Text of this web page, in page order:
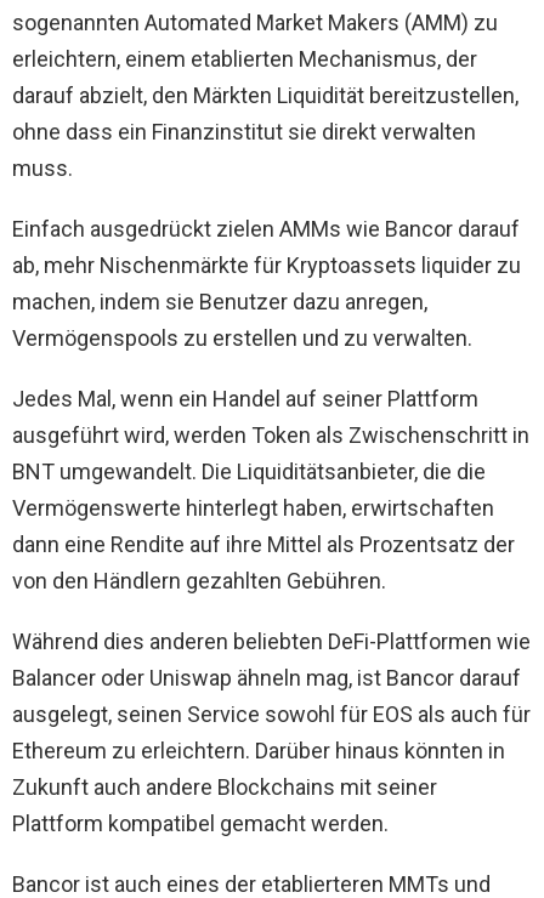
sogenannten Automated Market Makers (AMM) zu
erleichtern, einem etablierten Mechanismus, der
darauf abzielt, den Märkten Liquidität bereitzustellen,
ohne dass ein Finanzinstitut sie direkt verwalten
muss.
Einfach ausgedrückt zielen AMMs wie Bancor darauf
ab, mehr Nischenmärkte für Kryptoassets liquider zu
machen, indem sie Benutzer dazu anregen,
Vermögenspools zu erstellen und zu verwalten.
Jedes Mal, wenn ein Handel auf seiner Plattform
ausgeführt wird, werden Token als Zwischenschritt in
BNT umgewandelt. Die Liquiditätsanbieter, die die
Vermögenswerte hinterlegt haben, erwirtschaften
dann eine Rendite auf ihre Mittel als Prozentsatz der
von den Händlern gezahlten Gebühren.
Während dies anderen beliebten DeFi-Plattformen wie
Balancer oder Uniswap ähneln mag, ist Bancor darauf
ausgelegt, seinen Service sowohl für EOS als auch für
Ethereum zu erleichtern. Darüber hinaus könnten in
Zukunft auch andere Blockchains mit seiner
Plattform kompatibel gemacht werden.
Bancor ist auch eines der etablierteren MMTs und